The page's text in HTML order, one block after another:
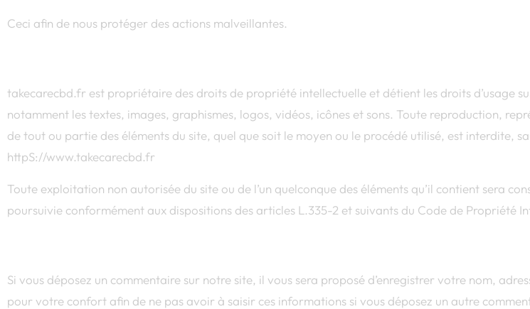
Ceci afin de nous protéger des actions malveillantes.
takecarecbd.fr est propriétaire des droits de propriété intellectuelle et détient les droits d’usage
notamment les textes, images, graphismes, logos, vidéos, icônes et sons. Toute reproduction,
de tout ou partie des éléments du site, quel que soit le moyen ou le procédé utilisé, est interdite,
httpS://www.takecarecbd.fr
Toute exploitation non autorisée du site ou de l’un quelconque des éléments qu’il contient sera
poursuivie conformément aux dispositions des articles L.335-2 et suivants du Code de Propriété
Si vous déposez un commentaire sur notre site, il vous sera proposé d’enregistrer votre nom,
pour votre confort afin de ne pas avoir à saisir ces informations si vous déposez un autre